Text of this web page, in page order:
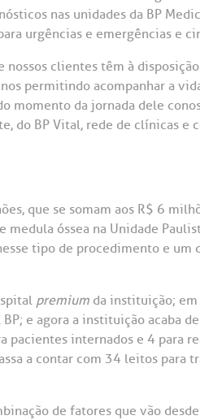
nas unidades da BP
urgências e emergências e
clientes têm à
permitindo acompanhar a
momento da jornada dele
do BP Vital, rede de clínicas e
que se somam aos R$ 6
óssea na Unidade
tipo de procedimento e um
premiumda instituição;
e agora a instituição acaba
pacientes internados e 4 para
a contar com 34 leitos para
de fatores que vão